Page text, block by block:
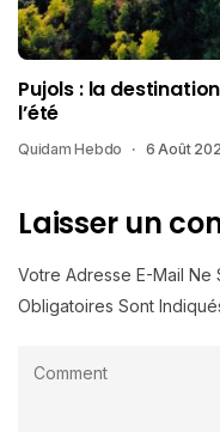
Pujols : la
l’été
Quidam Hebdo 6 Août
Laisser un
Votre Adresse E-Mail Ne
Obligatoires Sont